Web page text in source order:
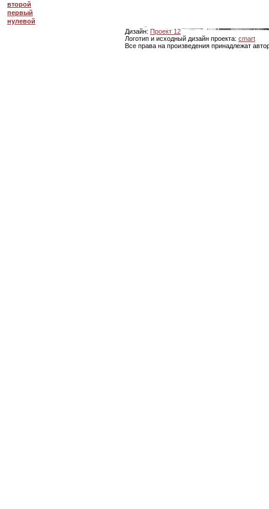
второй
первый
нулевой
Дизайн: Проект 12
Логотип и исходный дизайн проекта: cmart
Все права на произведения принадлежат